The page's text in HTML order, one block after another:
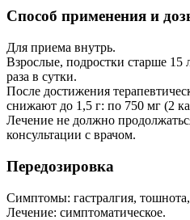
Способ применения и
Для приема внутрь.
Взрослые, подростки старше 15
раза в сутки.
После достижения
снижают до 1,5 г: по 750 мг (2
Лечение не должно
консультации с врачом.
Передозировка
Симптомы: гастралгия,
Лечение: симптоматическое.